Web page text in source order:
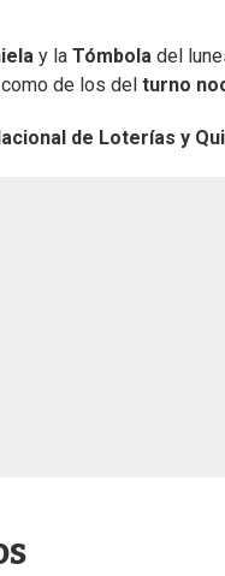
y la Tómbola del
de los del turno
de Loterías y